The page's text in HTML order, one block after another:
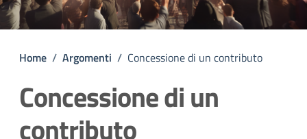
Home / Argomenti / Concessione di un contributo
Concessione di un
contributo